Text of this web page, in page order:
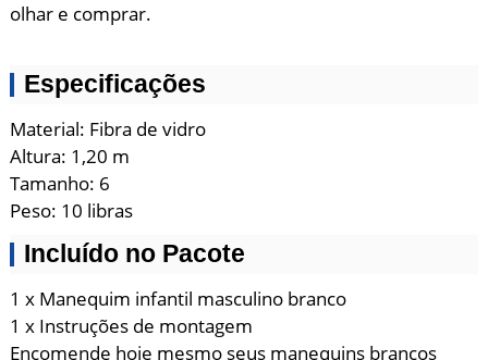
olhar e comprar.
Especificações
Material: Fibra de vidro
Altura: 1,20 m
Tamanho: 6
Peso: 10 libras
Incluído no Pacote
1 x Manequim infantil masculino branco
1 x Instruções de montagem
Encomende hoje mesmo seus manequins brancos